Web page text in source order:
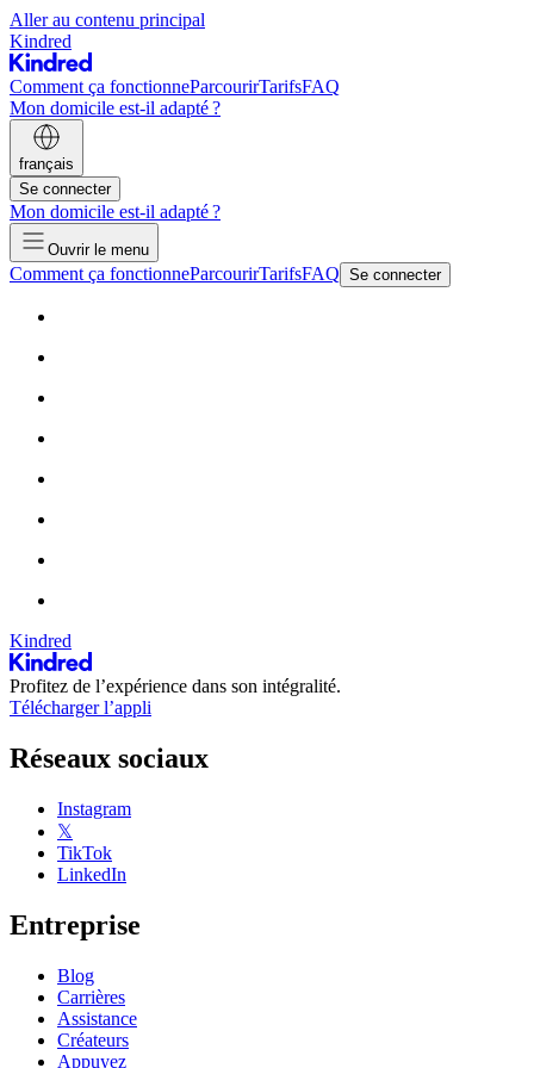
Aller au contenu principal
Kindred
Comment ça fonctionneParcourirTarifsFAQ
Mon domicile est-il adapté ?
français
Se connecter
Mon domicile est-il adapté ?
Ouvrir le menu
Comment ça fonctionneParcourirTarifsFAQ Se connecter
Kindred
Profitez de l’expérience dans son intégralité.
Télécharger l’appli
Réseaux sociaux
Instagram
𝕏
TikTok
LinkedIn
Entreprise
Blog
Carrières
Assistance
Créateurs
Appuyez